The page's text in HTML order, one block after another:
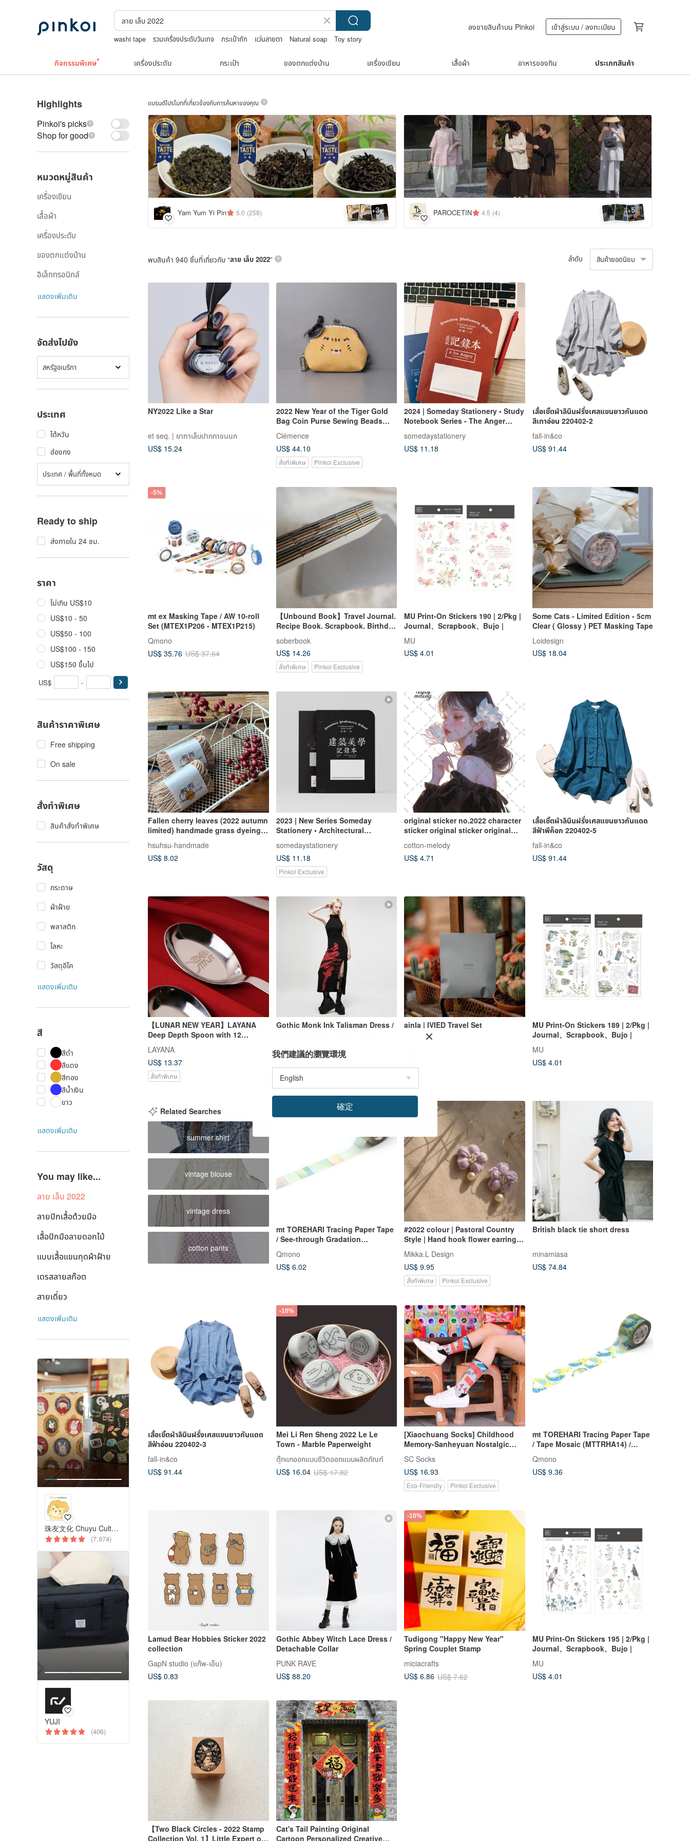
washi tape รวมเครื่องประดับวินเทจ กระเป๋าถัก แว่นสายตา Natural soap
Toy story
ลงขายสินค้าบน Pinkoi เข้าสู่ระบบ / ลงทะเบียน
กิจกรรมพิเศษ เครื่องประดับ กระเป๋า ของตกแต่งบ้าน เครื่องเขียน เสื้อผ้า อาหารของกิน ประเภทสินค้า
Highlights
Pinkoi's picks
Shop for good
หมวดหมู่สินค้า
เครื่องเขียน
เสื้อผ้า
เครื่องประดับ
ของตกแต่งบ้าน
อิเล็กทรอนิกส์
แสดงเพิ่มเติม
จัดส่งไปยัง
สหรัฐอเมริกา
ประเทศ
ไต้หวัน
ฮ่องกง
ประเทศ / พื้นที่ทั้งหมด
Ready to ship
ส่งภายใน 24 ชม.
ราคา
ไม่เกิน US$10
US$10 - 50
US$50 - 100
US$100 - 150
US$150 ขึ้นไป
US$ -
สินค้าราคาพิเศษ
Free shipping
On sale
สั่งทำพิเศษ
สินค้าสั่งทำพิเศษ
วัสดุ
กระดาษ
ผ้าฝ้าย
พลาสติก
โลหะ
วัสดุอีโค
แสดงเพิ่มเติม
สี
สีดำ
สีแดง
สีทอง
สีน้ำเงิน
ขาว
แสดงเพิ่มเติม
You may like...
ลาย เล็บ 2022
ลายปักเสื้อด้วยมือ
เสื้อปักมือลายดอกไม้
แบบเสื้อแขนกุดผ้าฝ้าย
เดรสลายสก๊อต
สายเดี่ยว
แสดงเพิ่มเติม
珠友文化 Chuyu Culture
(7,974)
YUJI
(406)
แบรนด์โปรโมทที่เกี่ยวข้องกับการค้นหาของคุณ
Yam Yum Yi Pin 5.0 (258) +3 PAROCETIN 4.5 (4) +5
พบสินค้า 940 ชิ้นที่เกี่ยวกับ “ลาย เล็บ 2022” ลำดับ สินค้ายอดนิยม
NY2022 Like a Star
et seq. | ยาทาเล็บปากกาขนนก
US$ 15.24
2022 New Year of the Tiger Gold
Bag Coin Purse Sewing Beads
Change Include Chain
Clémence
US$ 44.10
สั่งทำพิเศษ Pinkoi Exclusive
2024 | Someday Stationery • Study
Notebook Series - The Anger
Journal, also known as The Petty
Book
somedaystationery
US$ 11.18
เสื้อเชิ้ตผ้าลินินฝรั่งเศสแขนยาวกันแดด
สีเทาอ่อน 220402-2
fall-in&co
US$ 91.44
-5%
mt ex Masking Tape / AW 10-roll
Set (MTEX1P206 - MTEX1P215)
Qmono
US$ 35.76 US$ 37.64
【Unbound Book】Travel Journal.
Recipe Book. Scrapbook. Birthday
Book
soberbook
US$ 14.26
สั่งทำพิเศษ Pinkoi Exclusive
MU Print-On Stickers 190 | 2/Pkg |
Journal、Scrapbook、Bujo |
MU
US$ 4.01
Some Cats - Limited Edition - 5cm
Clear ( Glossy ) PET Masking Tape
Loidesign
US$ 18.04
Fallen cherry leaves (2022 autumn
limited) handmade grass dyeing
16/3
hsuhsu-handmade
US$ 8.02
2023 | New Series Someday
Stationery • Architectural
somedaystationery
US$ 11.18
Pinkoi Exclusive
original sticker no.2022 character
sticker original sticker original
sticker cotton melody
cotton-melody
US$ 4.71
เสื้อเชิ้ตผ้าลินินฝรั่งเศสแขนยาวกันแดด
สีฟ้าพีค็อก 220402-5
fall-in&co
US$ 91.44
【LUNAR NEW YEAR】LAYANA
Deep Depth Spoon with 12
Chinese Zodiac Taiwan Tang
LAYANA
US$ 13.37
สั่งทำพิเศษ
Gothic Monk Ink Talisman Dress /
PUNK RAVE
US$ 82.41
ainla | IVIED Travel Set
MU Print-On Stickers 189 | 2/Pkg |
Journal、Scrapbook、Bujo |
MU
US$ 4.01
Related Searches
summer shirt
vintage blouse
vintage dress
cotton pants
mt TOREHARI Tracing Paper Tape
/ See-through Gradation
(MTTRHA10) / 2022SS
Qmono
US$ 6.02
#2022 colour | Pastoral Country
Style | Hand hook flower earrings
earrings Clip-On hoop shape
Mikka.L Design
US$ 9.95
สั่งทำพิเศษ Pinkoi Exclusive
British black tie short dress
minamiasa
US$ 74.84
เสื้อเชิ้ตผ้าลินินฝรั่งเศสแขนยาวกันแดด
สีฟ้าอ่อน 220402-3
fall-in&co
US$ 91.44
-10%
Mei Li Ren Sheng 2022 Le Le
Town - Marble Paperweight
ตุ๊กแกออกแบบชีวิตออกแบบผลิตภัณฑ์
US$ 16.04 US$ 17.82
[Xiaochuang Socks] Childhood
Memory-Sanheyuan Nostalgic
Sports Socks Chinese New Year
Socks Red
SC Socks
US$ 16.93
Eco-Friendly Pinkoi Exclusive
mt TOREHARI Tracing Paper Tape
/ Tape Mosaic (MTTRHA14) /
Qmono
US$ 9.36
Lamud Bear Hobbies Sticker 2022
collection
GapN studio (แก๊พ-เอ็น)
US$ 0.83
Gothic Abbey Witch Lace Dress /
Detachable Collar
PUNK RAVE
US$ 88.20
-10%
Tudigong "Happy New Year"
Spring Couplet Stamp
miciacrafts
US$ 6.86 US$ 7.62
MU Print-On Stickers 195 | 2/Pkg |
Journal、Scrapbook、Bujo |
MU
US$ 4.01
【Two Black Circles - 2022 Stamp
Collection Vol. 1】Little Expert of
Cat's Tail Painting Original
Cartoon Personalized Creative
我們建議的瀏覽環境
確定